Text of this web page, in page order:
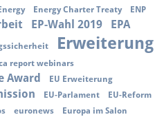
Energy Energy Charter Treaty
ENP
EP-Wahl 2019 EPA
Erweiterung
report webinars
Award
EU Erweiterung
EU-Parlament EU-Reform
euronews Europa im Salon